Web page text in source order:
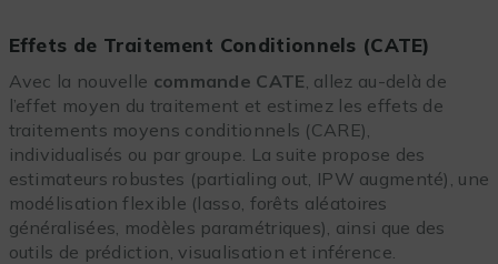
Effets de Traitement Conditionnels (CATE)
Avec la nouvelle commande CATE , allez au-delà de
l’effet moyen du traitement et estimez les effets de
traitements moyens conditionnels (CARE),
individualisés ou par groupe. La suite propose des
estimateurs robustes (partialing out, IPW augmenté), une
modélisation flexible (lasso, forêts aléatoires
généralisées, modèles paramétriques), ainsi que des
outils de prédiction, visualisation et inférence.